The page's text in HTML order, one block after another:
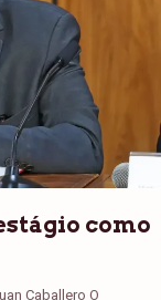
como
Caballero O